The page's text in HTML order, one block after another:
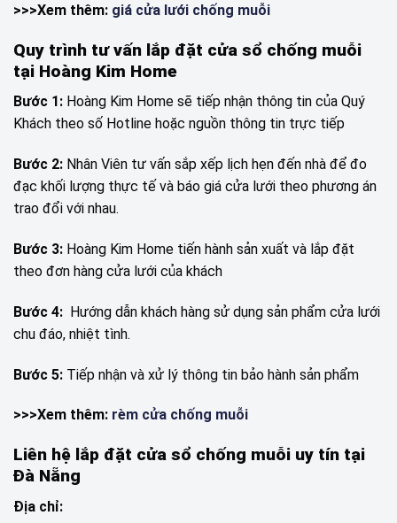
>>>Xem thêm: giá cửa lưới chống muỗi
Quy trình tư vấn lắp đặt cửa sổ chống muỗi
tại Hoàng Kim Home
Bước 1: Hoàng Kim Home sẽ tiếp nhận thông tin của Quý
Khách theo số Hotline hoặc nguồn thông tin trực tiếp
Bước 2: Nhân Viên tư vấn sắp xếp lịch hẹn đến nhà để đo
đạc khối lượng thực tế và báo giá cửa lưới theo phương án
trao đổi với nhau.
Bước 3: Hoàng Kim Home tiến hành sản xuất và lắp đặt
theo đơn hàng cửa lưới của khách
Bước 4: Hướng dẫn khách hàng sử dụng sản phẩm cửa lưới
chu đáo, nhiệt tình.
Bước 5: Tiếp nhận và xử lý thông tin bảo hành sản phẩm
>>>Xem thêm: rèm cửa chống muỗi
Liên hệ lắp đặt cửa sổ chống muỗi uy tín tại
Đà Nẵng
Địa chỉ: